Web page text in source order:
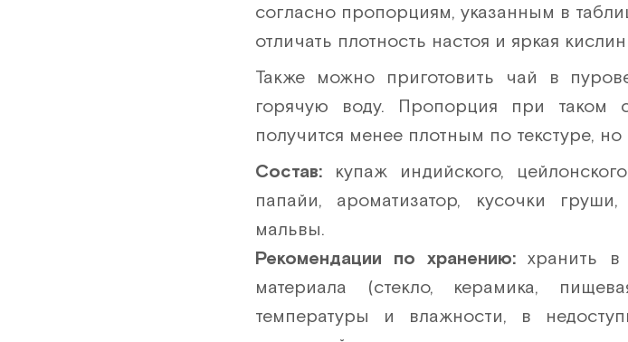
согласно пропорциям, указанным в
отличать плотность настоя и яркая
Также можно приготовить чай в
горячую воду. Пропорция при
получится менее плотным по текстуре,
Состав: купаж индийского,
папайи, ароматизатор, кусочки
мальвы.
Рекомендации по хранению:хранить в
материала (стекло, керамика,
температуры и влажности, в